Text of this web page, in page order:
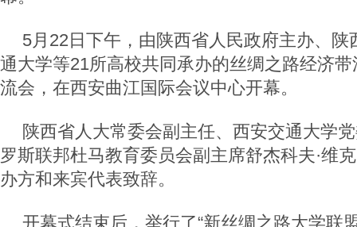
5月22日下午，由陕西省人民政府主办、陕
通大学等21所高校共同承办的丝绸之路经济
流会，在西安曲江国际会议中心开幕。
陕西省人大常委会副主任、西安交通大学
罗斯联邦杜马教育委员会副主席舒杰科夫·维
办方和来宾代表致辞。
开幕式结束后，举行了“新丝绸之路大学联